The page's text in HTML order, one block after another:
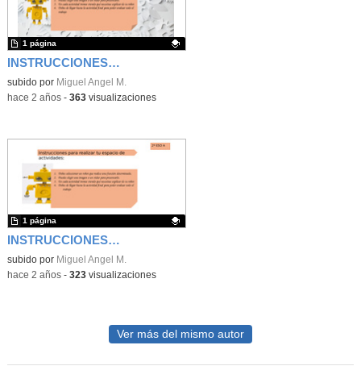
INSTRUCCIONES PARA REALIZAR LAS ACTIVIDADES
Contenido educativo.
subido por Miguel Angel M.
1 página
-hace 2 años- 363visualizaciones
INSTRUCCIONES DE T5
Contenido educativo.
subido por Miguel Angel M.
1 página
-hace 2 años- 323visualizaciones
Ver más del mismo autor